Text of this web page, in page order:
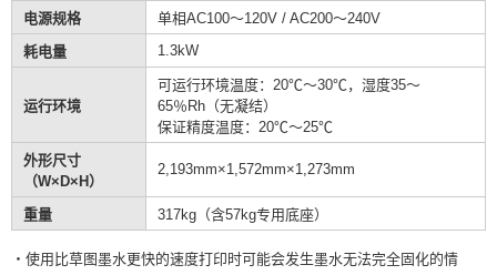
电源规格
单相AC100～120V / AC200～240V
耗电量
1.3kW
运行环境
可运行环境温度：20℃～30℃，湿度35～
65％Rh（无凝结）
保证精度温度：20℃～25℃
外形尺寸
（W×D×H）
2,193mm×1,572mm×1,273mm
重量 317kg（含57kg专用底座）
・使用比草图墨水更快的速度打印时可能会发生墨水无法完全固化的情